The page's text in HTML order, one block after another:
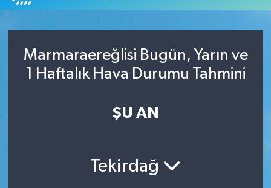
Marmaraereğlisi Bugün, Yarın ve
1 Haftalık Hava Durumu Tahmini
ŞU AN
Tekirdağ
Atamalar
Tüm Manşetler